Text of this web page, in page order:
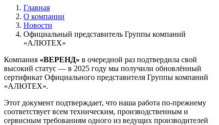
Главная
О компании
Новости
Официальный представитель Группы компаний
«АЛЮТЕХ»
Компания «ВЕРЕНД» в очередной раз подтвердила свой
высокий статус — в 2025 году мы получили обновлённый
сертификат Официального представителя Группы компаний
«АЛЮТЕХ».
Этот документ подтверждает, что наша работа по-прежнему
соответствует всем техническим, производственным и
сервисным требованиям одного из ведущих производителей